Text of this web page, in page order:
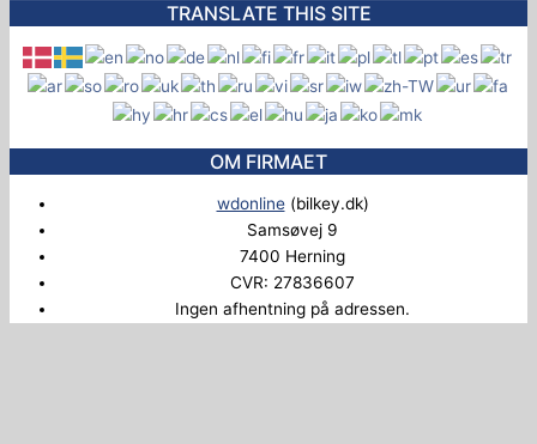
TRANSLATE THIS SITE
OM FIRMAET
wdonline(bilkey.dk)
Samsøvej 9
7400 Herning
CVR: 27836607
Ingen afhentning på adressen.